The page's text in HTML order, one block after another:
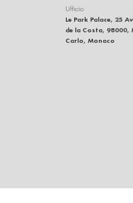
Ufficio
Le Park Palace, 25
de la Costa, 98000,
Carlo, Monaco